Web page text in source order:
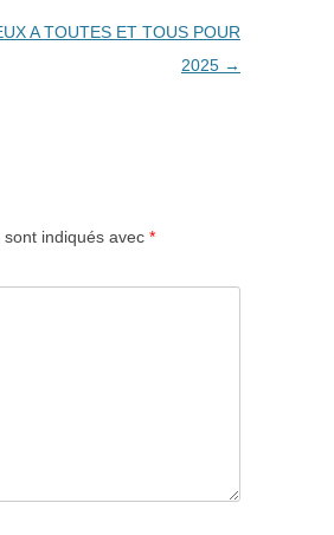
A TOUTES ET TOUS POUR
2025 →
indiqués avec *